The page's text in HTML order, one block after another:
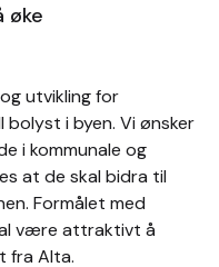
øke
utvikling for
i byen. Vi ønsker
i kommunale og
at de skal bidra til
Formålet med
være attraktivt å
fra Alta.